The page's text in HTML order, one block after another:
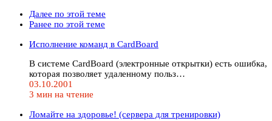
Далее по этой теме
Ранее по этой теме
Исполнение команд в CardBoard
В системе CardBoard (электронные открытки) есть ошибка,
которая позволяет удаленному польз…
03.10.2001
3 мин на чтение
Ломайте на здоровье! (сервера для тренировки)